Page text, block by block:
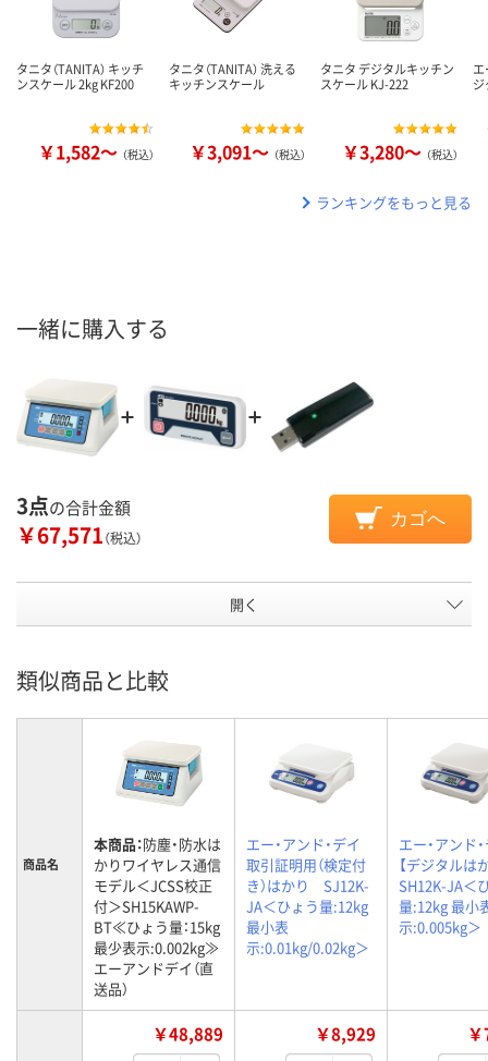
タニタ（TANITA） キッチ
ンスケール 2kg KF200
￥1,582～ （税込）
タニタ（TANITA） 洗える
キッチンスケール
￥3,091～ （税込）
タニタ デジタルキッチン
スケール KJ-222
￥3,280～ （税込）
エ
ランキングをもっと見る
一緒に購入する
3点の合計金額
￥67,571（税込）
カゴへ
開く
類似商品と比較
商品名
本商品：防塵・防水は
かりワイヤレス通信
モデル＜JCSS校正
付＞SH15KAWP-
BT≪ひょう量：15kg
最少表示:0.002kg≫
エーアンドデイ（直
送品）
エー・アンド・デイ
取引証明用（検定付
き）はかり SJ12K-
JA＜ひょう量:12kg
最小表
示:0.01kg/0.02kg＞
エー・アンド
【デジタル
SH12K-JA＜
量:12kg 最小
示:0.005kg＞
￥48,889 ￥8,929